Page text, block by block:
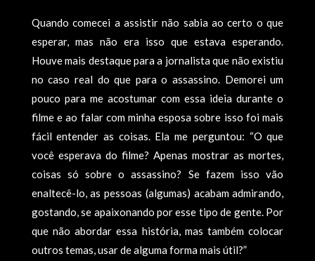
Quando comecei a assistir não sabia ao certo o que
esperar, mas não era isso que estava esperando.
Houve mais destaque para a jornalista que não existiu
no caso real do que para o assassino. Demorei um
pouco para me acostumar com essa ideia durante o
filme e ao falar com minha esposa sobre isso foi mais
fácil entender as coisas. Ela me perguntou: “O que
você esperava do filme? Apenas mostrar as mortes,
coisas só sobre o assassino? Se fazem isso vão
enaltecê-lo, as pessoas (algumas) acabam admirando,
gostando, se apaixonando por esse tipo de gente. Por
que não abordar essa história, mas também colocar
outros temas, usar de alguma forma mais útil?”